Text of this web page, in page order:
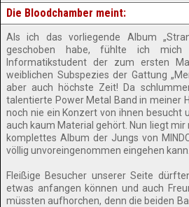
Die Bloodchamber meint:
Als ich das vorliegende Album
geschoben habe, fühlte ich mich
Informatikstudent der zum ersten
weiblichen Subspezies der Gattung
aber auch höchste Zeit! Da
talentierte Power Metal Band in meiner
noch nie ein Konzert von ihnen besucht
auch kaum Material gehört. Nun liegt mir
komplettes Album der Jungs von
völlig unvoreingenommen eingehen kann.
Fleißige Besucher unserer Seite
etwas anfangen können und auch
müssten aufhorchen, denn die beiden